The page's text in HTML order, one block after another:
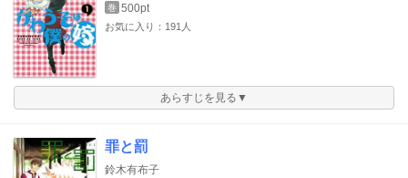
巻 500pt
お気に入り：191人
あらすじを見る▼
罪と罰
鈴木有布子